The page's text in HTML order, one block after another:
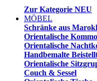
Zur Kategorie NEU
MÖBEL
Schränke aus
Orientalische
Orientalische
Handbemalte
Orientalische
Couch & Sessel